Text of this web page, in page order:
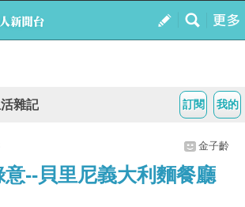
我的
訂閱
雜記
金子齡
意--貝里尼義大利麵餐廳